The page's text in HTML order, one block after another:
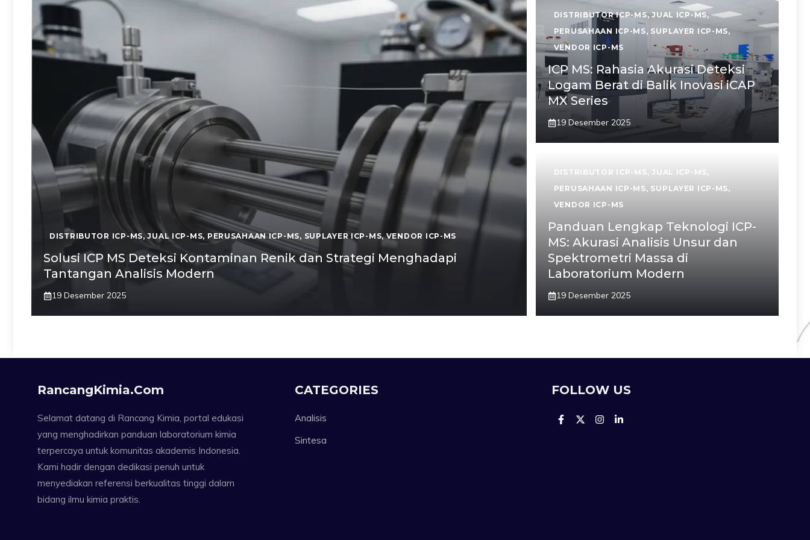
DISTRIBUTOR ICP-MS,JUAL ICP-MS, PERUSAHAAN ICP-MS, SUPLAYER ICP-MS,VENDOR ICP-MS
Solusi ICP MS Deteksi Kontaminan Renik dan Strategi Menghadapi
Tantangan Analisis Modern
19 Desember 2025
DISTRIBUTOR ICP-MS,JUAL ICP-MS,
PERUSAHAAN ICP-MS, SUPLAYER ICP-MS,
VENDOR ICP-MS
ICP MS: Rahasia Akurasi Deteksi
Logam Berat di Balik Inovasi iCAP
MX Series
19 Desember 2025
DISTRIBUTOR ICP-MS, JUAL ICP-MS,
PERUSAHAAN ICP-MS, SUPLAYER ICP-MS,
VENDOR ICP-MS
Panduan Lengkap Teknologi ICP-
MS: Akurasi Analisis Unsur dan
Spektrometri Massa di
Laboratorium Modern
19 Desember 2025
RancangKimia.com
Selamat datang di Rancang Kimia, portal edukasi
yang menghadirkan panduan laboratorium kimia
terpercaya untuk komunitas akademis Indonesia.
Kami hadir dengan dedikasi penuh untuk
menyediakan referensi berkualitas tinggi dalam
bidang ilmu kimia praktis.
CATEGORIES
Analisis
Sintesa
FOLLOW US